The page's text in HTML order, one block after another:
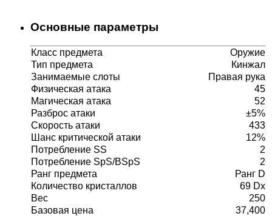
Основные параметры
Класс предмета
Оружие
Тип предмета
Кинжал
Занимаемые слоты
Правая рука
Физическая атака
45
Магическая атака
52
Разброс атаки
±5%
Скорость атаки
433
Шанс критической атаки
12%
Потребление SS
2
Потребление SpS/BSpS
2
Ранг предмета
Ранг D
Количество кристаллов
69 Dx
Вес
250
Базовая цена
37,400